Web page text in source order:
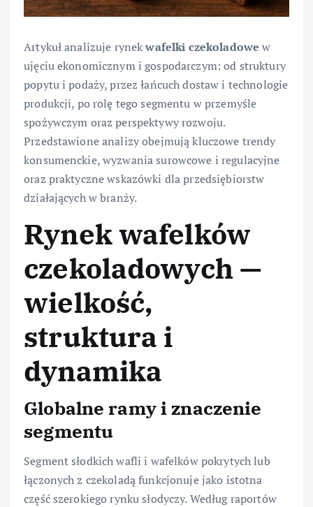
Artykuł analizuje rynekwafelki czekoladowe w
ujęciu ekonomicznym i gospodarczym: od struktury
popytu i podaży, przez łańcuch dostaw i technologie
produkcji, po rolę tego segmentu w przemyśle
spożywczym oraz perspektywy rozwoju.
Przedstawione analizy obejmują kluczowe trendy
konsumenckie, wyzwania surowcowe i regulacyjne
oraz praktyczne wskazówki dla przedsiębiorstw
działających w branży.
Rynek wafelków
czekoladowych —
wielkość,
struktura i
dynamika
Globalne ramy i znaczenie
segmentu
Segment słodkich wafli i wafelków pokrytych lub
łączonych z czekoladą funkcjonuje jako istotna
część szerokiego rynku słodyczy. Według raportów